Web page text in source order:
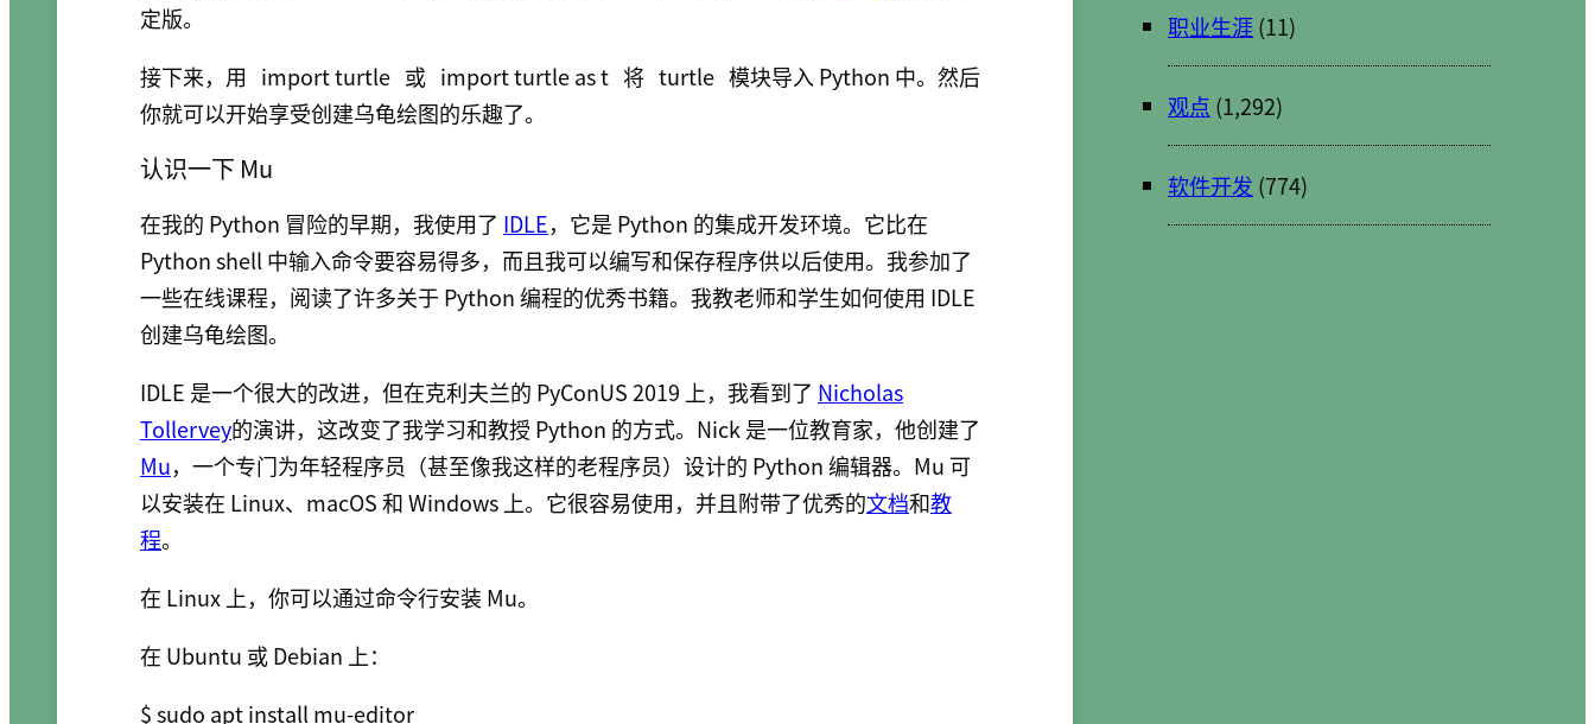
定版。
接下来，用 import turtle 或 import turtle as t 将 turtle 模块导入 Python 中。然后
你就可以开始享受创建乌龟绘图的乐趣了。
认识一下 Mu
在我的 Python 冒险的早期，我使用了 IDLE，它是 Python 的集成开发环境。它比在
Python shell 中输入命令要容易得多，而且我可以编写和保存程序供以后使用。我参加了
一些在线课程，阅读了许多关于 Python 编程的优秀书籍。我教老师和学生如何使用 IDLE
创建乌龟绘图。
IDLE 是一个很大的改进，但在克利夫兰的 PyConUS 2019 上，我看到了 Nicholas
Tollervey的演讲，这改变了我学习和教授 Python 的方式。Nick 是一位教育家，他创建了
Mu，一个专门为年轻程序员（甚至像我这样的老程序员）设计的 Python 编辑器。Mu 可
以安装在 Linux、macOS 和 Windows 上。它很容易使用，并且附带了优秀的文档和教
程。
在 Linux 上，你可以通过命令行安装 Mu。
在 Ubuntu 或 Debian 上：
职业生涯(11)
观点 (1,292)
软件开发 (774)